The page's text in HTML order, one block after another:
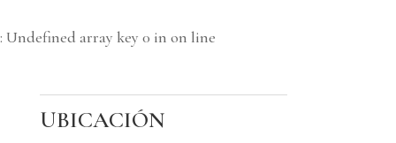
: Undefined array key 0 in on line
UBICACIÓN